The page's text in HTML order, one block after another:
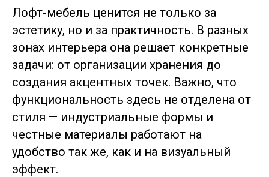
Лофт‑мебель ценится не только за
эстетику, но и за практичность. В разных
зонах интерьера она решает конкретные
задачи: от организации хранения до
создания акцентных точек. Важно, что
функциональность здесь не отделена от
стиля — индустриальные формы и
честные материалы работают на
удобство так же, как и на визуальный
эффект.